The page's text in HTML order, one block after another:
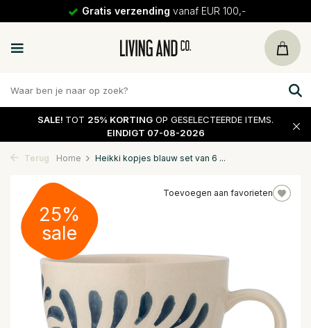
Gratis verzending vanaf EUR 100,-
SALE! TOT 25% KORTING OP GESELECTEERDE ITEMS.
EINDIGT 07-08-2026
Terug Home Heikki kopjes blauw set van 6 ...
Toevoegen aan favorieten
25%
sale